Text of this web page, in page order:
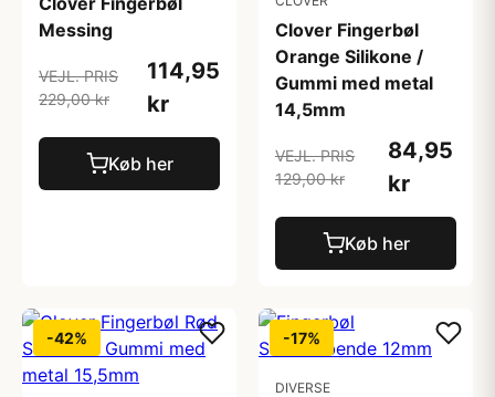
Messing
VEJL. PRIS
229,00 kr
114,95
kr
Køb her
Clover Fingerbøl
Orange Silikone /
Gummi med metal
14,5mm
VEJL. PRIS
129,00 kr
84,95
kr
Køb her
-42% -17%
DIVERSE